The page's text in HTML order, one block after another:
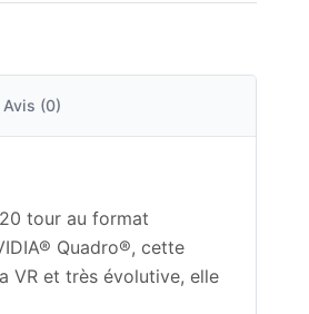
Avis (0)
tour au format
Quadro®, cette
VR et très évolutive, elle